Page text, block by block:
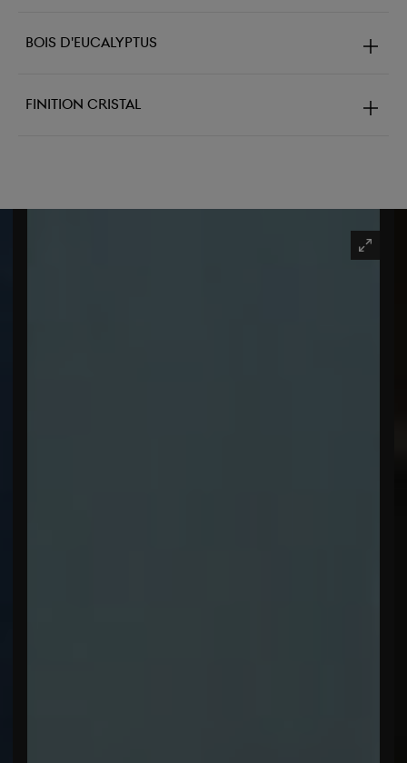
Bois d'eucalyptus
Finition cristal